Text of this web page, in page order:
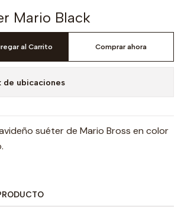
Mario Black
al Carrito Comprar ahora
ubicaciones
suéter de Mario Bross en color